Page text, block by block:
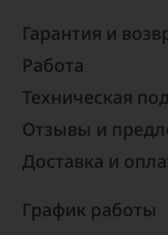
Гарантия и
Работа
Техническая
Отзывы и
Доставка и
График работы